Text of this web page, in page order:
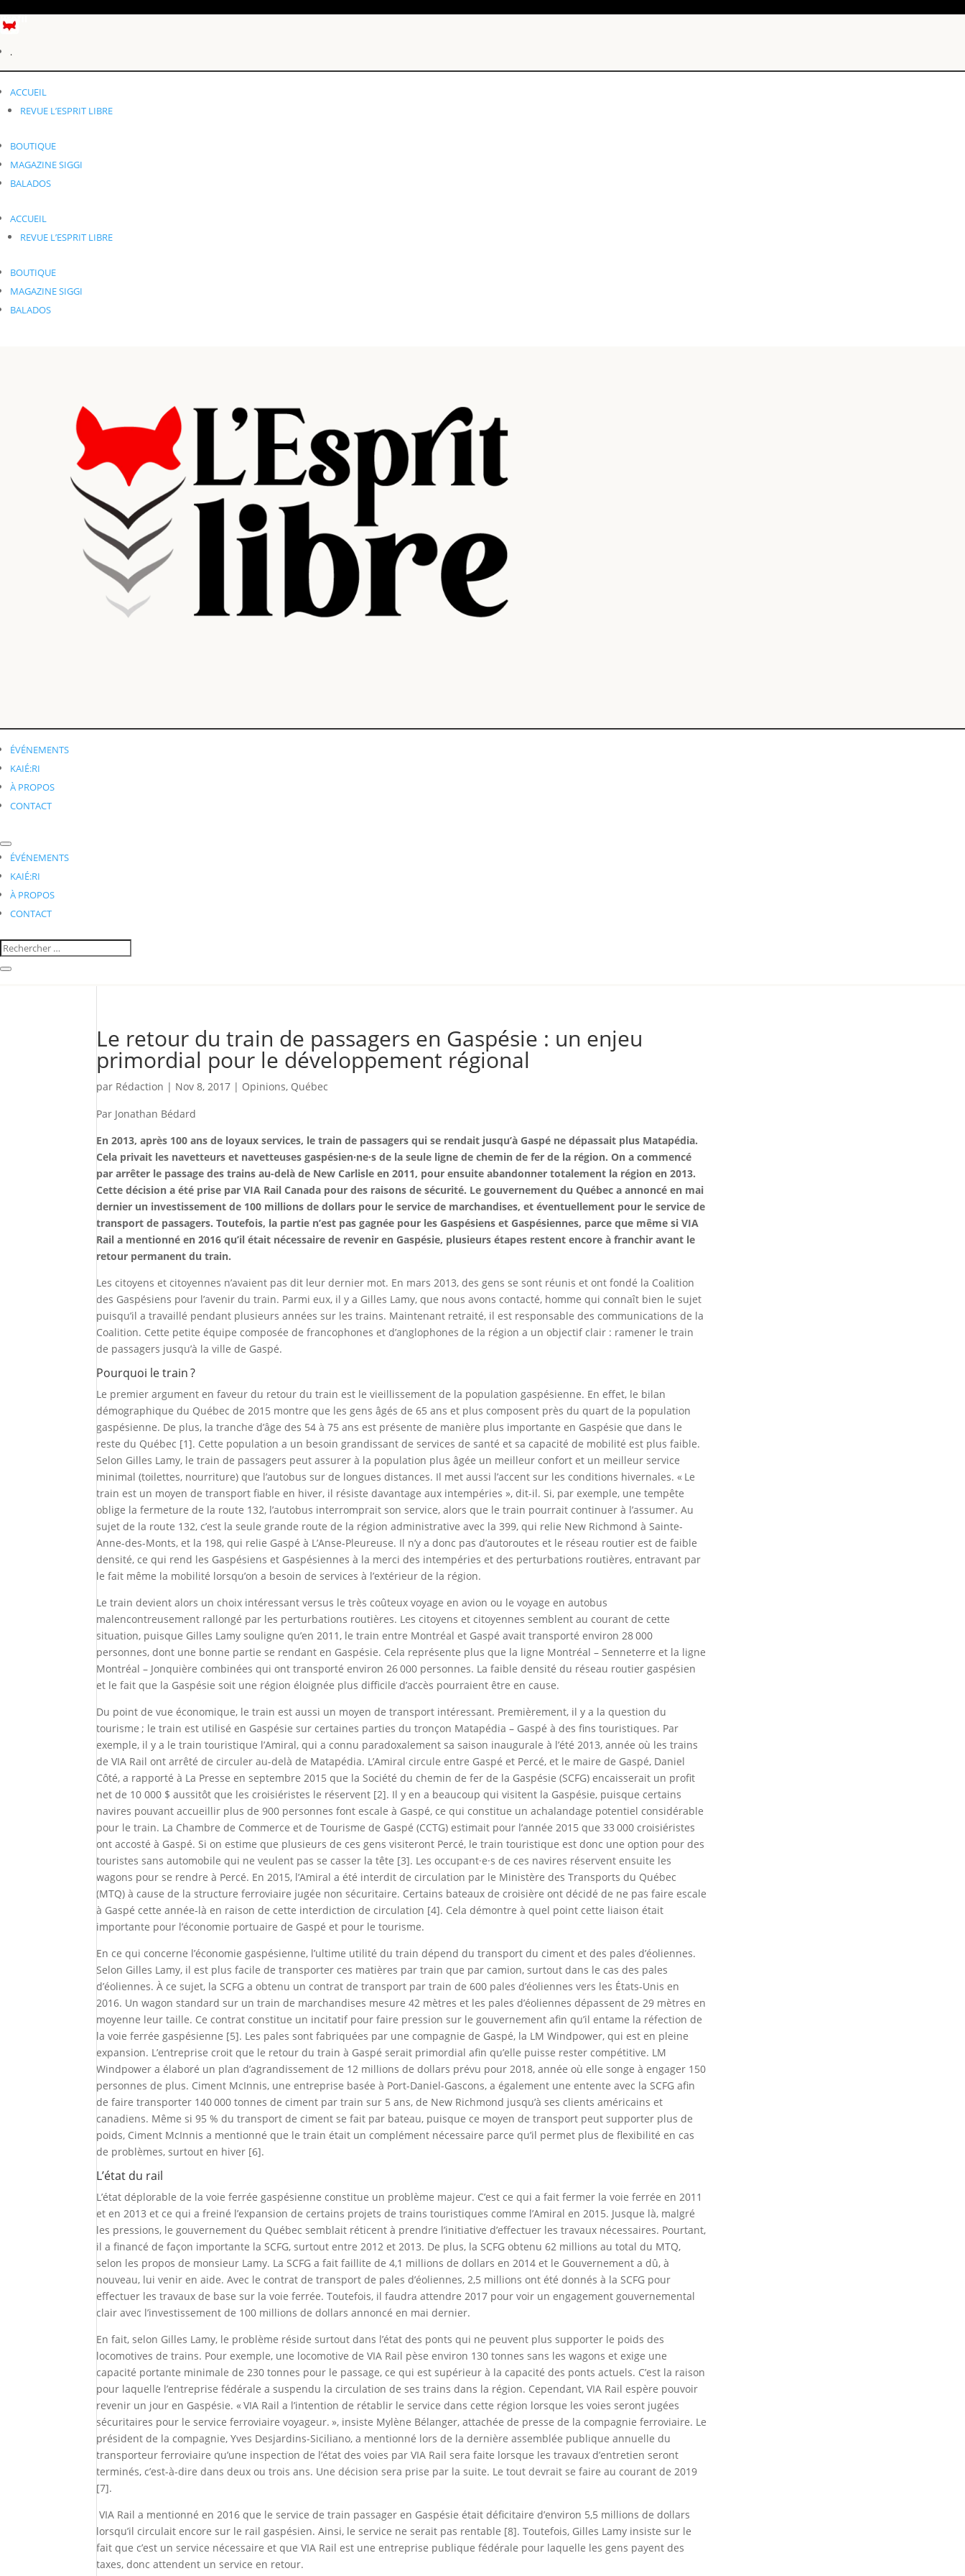
Profil
.
Éléments 0
.
ACCUEIL
REVUE L’ESPRIT LIBRE
BOUTIQUE
MAGAZINE SIGGI
BALADOS
ACCUEIL
REVUE L’ESPRIT LIBRE
BOUTIQUE
MAGAZINE SIGGI
BALADOS
ÉVÉNEMENTS
KAIÉ:RI
À PROPOS
CONTACT
ÉVÉNEMENTS
KAIÉ:RI
À PROPOS
CONTACT
Le retour du train de passagers en Gaspésie : un enjeu
primordial pour le développement régional
par Rédaction | Nov 8, 2017 | Opinions, Québec
Par Jonathan Bédard
En 2013, après 100 ans de loyaux services, le train de passagers qui se rendait jusqu’à Gaspé ne dépassait plus Matapédia.
Cela privait les navetteurs et navetteuses gaspésien·ne·s de la seule ligne de chemin de fer de la région. On a commencé
par arrêter le passage des trains au-delà de New Carlisle en 2011, pour ensuite abandonner totalement la région en 2013.
Cette décision a été prise par VIA Rail Canada pour des raisons de sécurité. Le gouvernement du Québec a annoncé en mai
dernier un investissement de 100 millions de dollars pour le service de marchandises, et éventuellement pour le service de
transport de passagers. Toutefois, la partie n’est pas gagnée pour les Gaspésiens et Gaspésiennes, parce que même si VIA
Rail a mentionné en 2016 qu’il était nécessaire de revenir en Gaspésie, plusieurs étapes restent encore à franchir avant le
retour permanent du train.
Les citoyens et citoyennes n’avaient pas dit leur dernier mot. En mars 2013, des gens se sont réunis et ont fondé la Coalition
des Gaspésiens pour l’avenir du train. Parmi eux, il y a Gilles Lamy, que nous avons contacté, homme qui connaît bien le sujet
puisqu’il a travaillé pendant plusieurs années sur les trains. Maintenant retraité, il est responsable des communications de la
Coalition. Cette petite équipe composée de francophones et d’anglophones de la région a un objectif clair : ramener le train
de passagers jusqu’à la ville de Gaspé.
Pourquoi le train ?
Le premier argument en faveur du retour du train est le vieillissement de la population gaspésienne. En effet, le bilan
démographique du Québec de 2015 montre que les gens âgés de 65 ans et plus composent près du quart de la population
gaspésienne. De plus, la tranche d’âge des 54 à 75 ans est présente de manière plus importante en Gaspésie que dans le
reste du Québec [1]. Cette population a un besoin grandissant de services de santé et sa capacité de mobilité est plus faible.
Selon Gilles Lamy, le train de passagers peut assurer à la population plus âgée un meilleur confort et un meilleur service
minimal (toilettes, nourriture) que l’autobus sur de longues distances. Il met aussi l’accent sur les conditions hivernales. « Le
train est un moyen de transport fiable en hiver, il résiste davantage aux intempéries », dit-il. Si, par exemple, une tempête
oblige la fermeture de la route 132, l’autobus interromprait son service, alors que le train pourrait continuer à l’assumer. Au
sujet de la route 132, c’est la seule grande route de la région administrative avec la 399, qui relie New Richmond à Sainte-
Anne-des-Monts, et la 198, qui relie Gaspé à L’Anse-Pleureuse. Il n’y a donc pas d’autoroutes et le réseau routier est de faible
densité, ce qui rend les Gaspésiens et Gaspésiennes à la merci des intempéries et des perturbations routières, entravant par
le fait même la mobilité lorsqu’on a besoin de services à l’extérieur de la région.
Le train devient alors un choix intéressant versus le très coûteux voyage en avion ou le voyage en autobus
malencontreusement rallongé par les perturbations routières. Les citoyens et citoyennes semblent au courant de cette
situation, puisque Gilles Lamy souligne qu’en 2011, le train entre Montréal et Gaspé avait transporté environ 28 000
personnes, dont une bonne partie se rendant en Gaspésie. Cela représente plus que la ligne Montréal – Senneterre et la ligne
Montréal – Jonquière combinées qui ont transporté environ 26 000 personnes. La faible densité du réseau routier gaspésien
et le fait que la Gaspésie soit une région éloignée plus difficile d’accès pourraient être en cause.
Du point de vue économique, le train est aussi un moyen de transport intéressant. Premièrement, il y a la question du
tourisme ; le train est utilisé en Gaspésie sur certaines parties du tronçon Matapédia – Gaspé à des fins touristiques. Par
exemple, il y a le train touristique l’Amiral, qui a connu paradoxalement sa saison inaugurale à l’été 2013, année où les trains
de VIA Rail ont arrêté de circuler au-delà de Matapédia. L’Amiral circule entre Gaspé et Percé, et le maire de Gaspé, Daniel
Côté, a rapporté à La Presse en septembre 2015 que la Société du chemin de fer de la Gaspésie (SCFG) encaisserait un profit
net de 10 000 $ aussitôt que les croisiéristes le réservent [2]. Il y en a beaucoup qui visitent la Gaspésie, puisque certains
navires pouvant accueillir plus de 900 personnes font escale à Gaspé, ce qui constitue un achalandage potentiel considérable
pour le train. La Chambre de Commerce et de Tourisme de Gaspé (CCTG) estimait pour l’année 2015 que 33 000 croisiéristes
ont accosté à Gaspé. Si on estime que plusieurs de ces gens visiteront Percé, le train touristique est donc une option pour des
touristes sans automobile qui ne veulent pas se casser la tête [3]. Les occupant·e·s de ces navires réservent ensuite les
wagons pour se rendre à Percé. En 2015, l’Amiral a été interdit de circulation par le Ministère des Transports du Québec
(MTQ) à cause de la structure ferroviaire jugée non sécuritaire. Certains bateaux de croisière ont décidé de ne pas faire escale
à Gaspé cette année-là en raison de cette interdiction de circulation [4]. Cela démontre à quel point cette liaison était
importante pour l’économie portuaire de Gaspé et pour le tourisme.
En ce qui concerne l’économie gaspésienne, l’ultime utilité du train dépend du transport du ciment et des pales d’éoliennes.
Selon Gilles Lamy, il est plus facile de transporter ces matières par train que par camion, surtout dans le cas des pales
d’éoliennes. À ce sujet, la SCFG a obtenu un contrat de transport par train de 600 pales d’éoliennes vers les États-Unis en
2016. Un wagon standard sur un train de marchandises mesure 42 mètres et les pales d’éoliennes dépassent de 29 mètres en
moyenne leur taille. Ce contrat constitue un incitatif pour faire pression sur le gouvernement afin qu’il entame la réfection de
la voie ferrée gaspésienne [5]. Les pales sont fabriquées par une compagnie de Gaspé, la LM Windpower, qui est en pleine
expansion. L’entreprise croit que le retour du train à Gaspé serait primordial afin qu’elle puisse rester compétitive. LM
Windpower a élaboré un plan d’agrandissement de 12 millions de dollars prévu pour 2018, année où elle songe à engager 150
personnes de plus. Ciment McInnis, une entreprise basée à Port-Daniel-Gascons, a également une entente avec la SCFG afin
de faire transporter 140 000 tonnes de ciment par train sur 5 ans, de New Richmond jusqu’à ses clients américains et
canadiens. Même si 95 % du transport de ciment se fait par bateau, puisque ce moyen de transport peut supporter plus de
poids, Ciment McInnis a mentionné que le train était un complément nécessaire parce qu’il permet plus de flexibilité en cas
de problèmes, surtout en hiver [6].
L’état du rail
L’état déplorable de la voie ferrée gaspésienne constitue un problème majeur. C’est ce qui a fait fermer la voie ferrée en 2011
et en 2013 et ce qui a freiné l’expansion de certains projets de trains touristiques comme l’Amiral en 2015. Jusque là, malgré
les pressions, le gouvernement du Québec semblait réticent à prendre l’initiative d’effectuer les travaux nécessaires. Pourtant,
il a financé de façon importante la SCFG, surtout entre 2012 et 2013. De plus, la SCFG obtenu 62 millions au total du MTQ,
selon les propos de monsieur Lamy. La SCFG a fait faillite de 4,1 millions de dollars en 2014 et le Gouvernement a dû, à
nouveau, lui venir en aide. Avec le contrat de transport de pales d’éoliennes, 2,5 millions ont été donnés à la SCFG pour
effectuer les travaux de base sur la voie ferrée. Toutefois, il faudra attendre 2017 pour voir un engagement gouvernemental
clair avec l’investissement de 100 millions de dollars annoncé en mai dernier.
En fait, selon Gilles Lamy, le problème réside surtout dans l’état des ponts qui ne peuvent plus supporter le poids des
locomotives de trains. Pour exemple, une locomotive de VIA Rail pèse environ 130 tonnes sans les wagons et exige une
capacité portante minimale de 230 tonnes pour le passage, ce qui est supérieur à la capacité des ponts actuels. C’est la raison
pour laquelle l’entreprise fédérale a suspendu la circulation de ses trains dans la région. Cependant, VIA Rail espère pouvoir
revenir un jour en Gaspésie. « VIA Rail a l’intention de rétablir le service dans cette région lorsque les voies seront jugées
sécuritaires pour le service ferroviaire voyageur. », insiste Mylène Bélanger, attachée de presse de la compagnie ferroviaire. Le
président de la compagnie, Yves Desjardins-Siciliano, a mentionné lors de la dernière assemblée publique annuelle du
transporteur ferroviaire qu’une inspection de l’état des voies par VIA Rail sera faite lorsque les travaux d’entretien seront
terminés, c’est-à-dire dans deux ou trois ans. Une décision sera prise par la suite. Le tout devrait se faire au courant de 2019
[7].
VIA Rail a mentionné en 2016 que le service de train passager en Gaspésie était déficitaire d’environ 5,5 millions de dollars
lorsqu’il circulait encore sur le rail gaspésien. Ainsi, le service ne serait pas rentable [8]. Toutefois, Gilles Lamy insiste sur le
fait que c’est un service nécessaire et que VIA Rail est une entreprise publique fédérale pour laquelle les gens payent des
taxes, donc attendent un service en retour.